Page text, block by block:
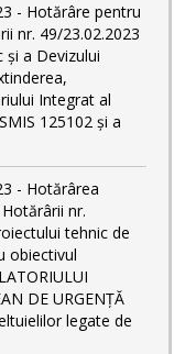
- Hotărâre pentru
nr. 49/23.02.2023
și a Devizului
Integrat al
125102 și a
- Hotărârea
nr.
tehnic de
obiectivul
DE URGENȚĂ
legate de